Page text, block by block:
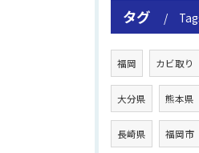
タグ
福岡 カビ取り
大分県 熊本県
長崎県 福岡市